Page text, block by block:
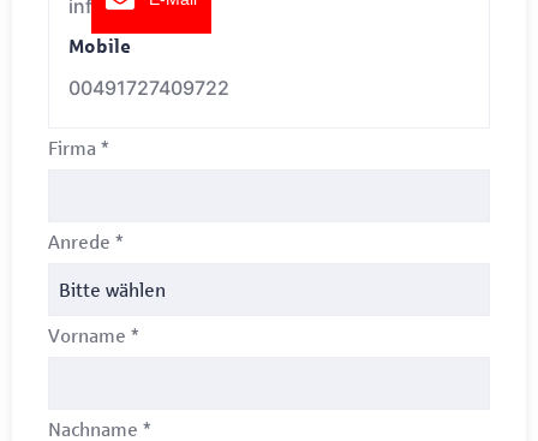
info@fgi.de
Mobile
00491727409722
Firma *
Anrede *
Vorname *
Nachname *